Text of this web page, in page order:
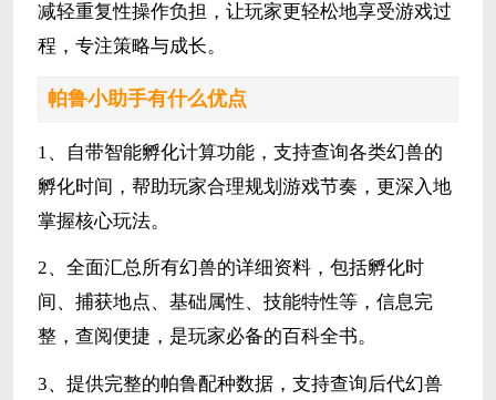
减轻重复性操作负担，让玩家更轻松地享受游戏过
程，专注策略与成长。
帕鲁小助手有什么优点
1、自带智能孵化计算功能，支持查询各类幻兽的
孵化时间，帮助玩家合理规划游戏节奏，更深入地
掌握核心玩法。
2、全面汇总所有幻兽的详细资料，包括孵化时
间、捕获地点、基础属性、技能特性等，信息完
整，查阅便捷，是玩家必备的百科全书。
3、提供完整的帕鲁配种数据，支持查询后代幻兽